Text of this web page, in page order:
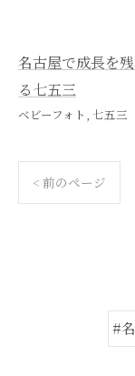
名古屋で成長を
る七五三
ベビーフォト 七五三
< 前のページ
#